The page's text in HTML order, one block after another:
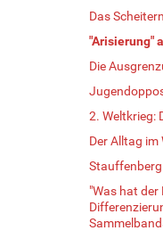
Das
"Arisierung"
Die
2. Weltkrieg:
Der Alltag
"Was hat